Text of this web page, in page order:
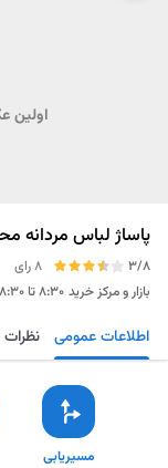
اولین
پاساژ لباس مردانه
3/8
8 رای
بازار و مرکز خرید ۸:۳۰ تا ۱۸:۳۰
مسیریابی
اطلاعات عمومی نظرات
مسیریابی